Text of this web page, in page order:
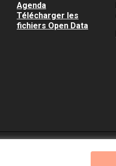
Agenda
Télécharger les
fichiers Open Data